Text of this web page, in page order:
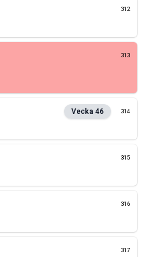
312
313
Vecka46 314
315
316
317